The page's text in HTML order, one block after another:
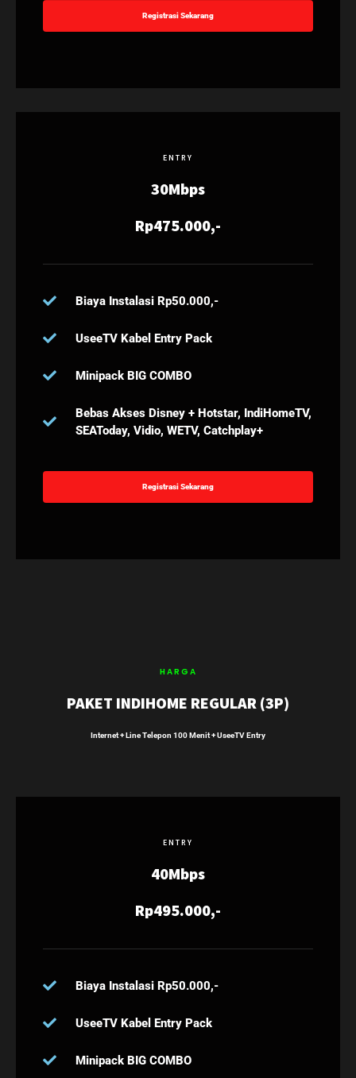
Registrasi Sekarang
ENTRY
30Mbps
Rp475.000,-
Biaya Instalasi Rp50.000,-
UseeTV Kabel Entry Pack
Minipack BIG COMBO
Bebas Akses Disney + Hotstar, IndiHomeTV,
SEAToday, Vidio, WETV, Catchplay+
Registrasi Sekarang
HARGA
PAKET INDIHOME REGULAR (3P)
Internet + Line Telepon 100 Menit + UseeTV Entry
ENTRY
40Mbps
Rp495.000,-
Biaya Instalasi Rp50.000,-
UseeTV Kabel Entry Pack
Minipack BIG COMBO